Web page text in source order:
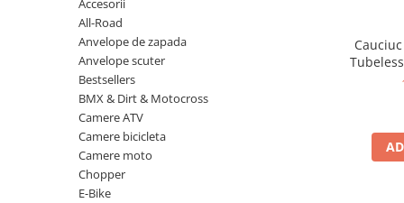
Acumulatori
Kit complet
Contact cu cheie
https://www.doctortrotineta.ro/frane
Discuri frana
Placute de frana
Manete de frana
Accesorii
All-Road
Anvelope de zapada
Anvelope scuter
Bestsellers
BMX & Dirt & Motocross
Camere ATV
Camere bicicleta
Camere moto
Chopper
E-Bike